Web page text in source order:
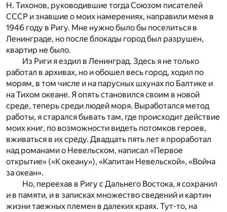
Н. Тихонов, руководившие тогда Союзом писателей
СССР и знавшие о моих намерениях, направили меня в
1946 году в Ригу. Мне нужно было бы поселиться в
Ленинграде, но после блокады город был разрушен,
квартир не было.
Из Риги я ездил в Ленинград. Здесь я не только
работал в архивах, но и обошел весь город, ходил по
морям, в том числе и на парусных шхунах по Балтике и
на Тихом океане. Я опять становился своим в новой
среде, теперь среди людей моря. Выработался метод
работы, я старался бывать там, где происходит действие
моих книг, по возможности видеть потомков героев,
вживаться в их среду. Двадцать пять лет я проработал
над романами о Невельском, написал «Первое
открытие» («К океану»), «Капитан Невельской», «Война
за океан».
Но, переехав в Ригу с Дальнего Востока, я сохранил
и в памяти, и в записках множество сведений и картин
жизни таежных племен в далеких краях. Тут-то, на